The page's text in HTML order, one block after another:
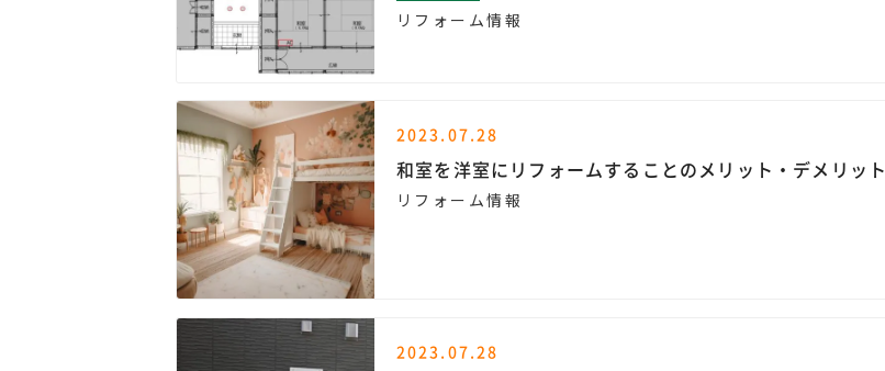
リフォーム情報
2023.07.28
和室を洋室にリフォームすることのメリット・デメリット
リフォーム情報
2023.07.28